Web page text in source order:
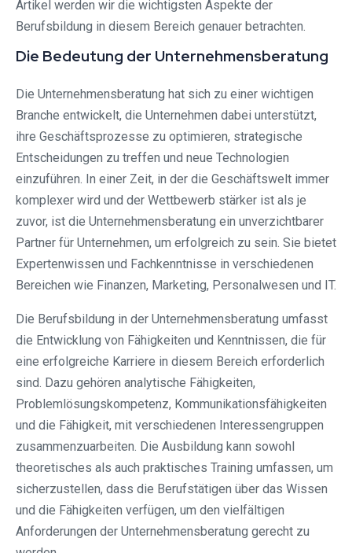
Artikel werden wir die wichtigsten Aspekte der
Berufsbildung in diesem Bereich genauer betrachten.
Die Bedeutung der Unternehmensberatung
Die Unternehmensberatung hat sich zu einer wichtigen
Branche entwickelt, die Unternehmen dabei unterstützt,
ihre Geschäftsprozesse zu optimieren, strategische
Entscheidungen zu treffen und neue Technologien
einzuführen. In einer Zeit, in der die Geschäftswelt immer
komplexer wird und der Wettbewerb stärker ist als je
zuvor, ist die Unternehmensberatung ein unverzichtbarer
Partner für Unternehmen, um erfolgreich zu sein. Sie bietet
Expertenwissen und Fachkenntnisse in verschiedenen
Bereichen wie Finanzen, Marketing, Personalwesen und IT.
Die Berufsbildung in der Unternehmensberatung umfasst
die Entwicklung von Fähigkeiten und Kenntnissen, die für
eine erfolgreiche Karriere in diesem Bereich erforderlich
sind. Dazu gehören analytische Fähigkeiten,
Problemlösungskompetenz, Kommunikationsfähigkeiten
und die Fähigkeit, mit verschiedenen Interessengruppen
zusammenzuarbeiten. Die Ausbildung kann sowohl
theoretisches als auch praktisches Training umfassen, um
sicherzustellen, dass die Berufstätigen über das Wissen
und die Fähigkeiten verfügen, um den vielfältigen
Anforderungen der Unternehmensberatung gerecht zu